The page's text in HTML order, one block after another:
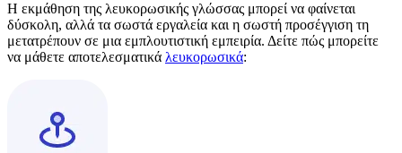
Η εκμάθηση της λευκορωσικής γλώσσας μπορεί να φαίνεται
δύσκολη, αλλά τα σωστά εργαλεία και η σωστή προσέγγιση τη
μετατρέπουν σε μια εμπλουτιστική εμπειρία. Δείτε πώς μπορείτε
να μάθετε αποτελεσματικά λευκορωσικά: